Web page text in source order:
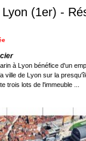
(1er) -
à Lyon bénéfice d'un
ville de Lyon sur la
trois lots de l'immeuble ...